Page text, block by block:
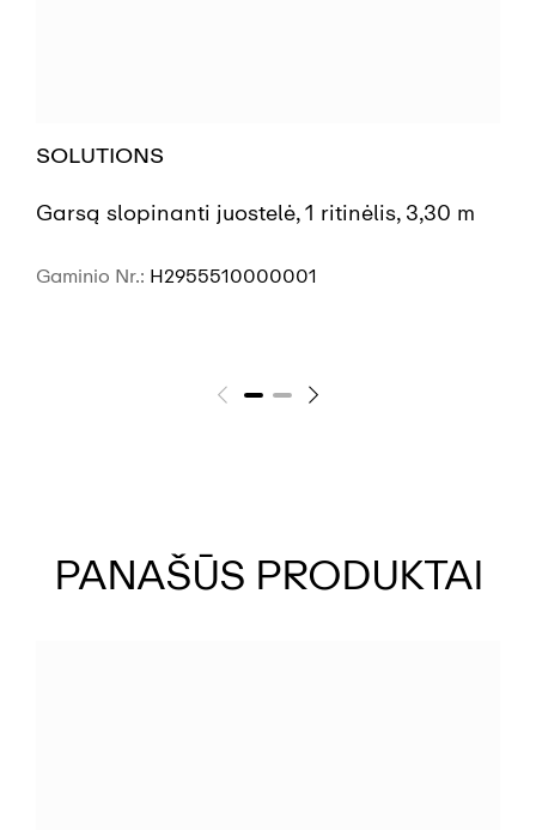
SOLUTIONS
Garsą slopinanti juostelė, 1 ritinėlis, 3,30 m
Gaminio Nr.: H2955510000001
PANAŠŪS PRODUKTAI